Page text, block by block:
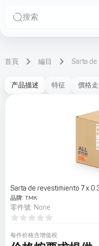
搜索
首頁 編目 Sarta de
产品描述 特征 價格
Sarta de revestimiento 7 x
品牌: TMK
零件號: None
每件价格含增值税